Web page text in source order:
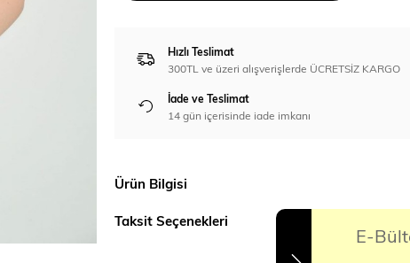
Hızlı Teslimat
300TL ve üzeri alışverişlerde ÜCRETSİZ KARGO
İade ve Teslimat
14 gün içerisinde iade imkanı
Ürün Bilgisi
Taksit Seçenekleri
E-